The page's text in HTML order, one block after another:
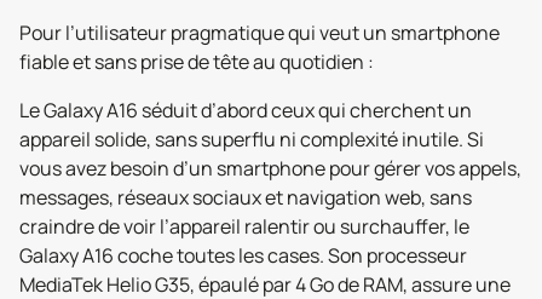
Pour l’utilisateur pragmatique qui veut un smartphone
fiable et sans prise de tête au quotidien :
Le Galaxy A16 séduit d’abord ceux qui cherchent un
appareil solide, sans superflu ni complexité inutile. Si
vous avez besoin d’un smartphone pour gérer vos appels,
messages, réseaux sociaux et navigation web, sans
craindre de voir l’appareil ralentir ou surchauffer, le
Galaxy A16 coche toutes les cases. Son processeur
MediaTek Helio G35, épaulé par 4 Go de RAM, assure une